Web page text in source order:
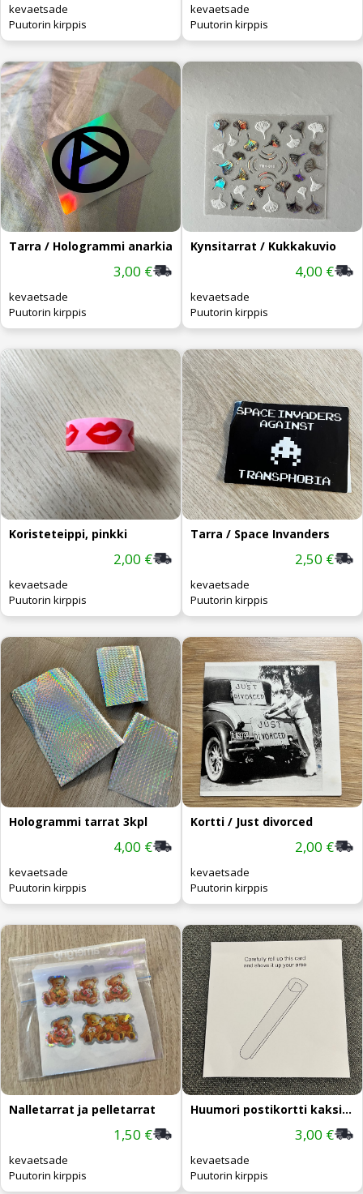
kevaetsade
Puutorin kirppis
kevaetsade
Puutorin kirppis
Tarra / Hologrammi anarkia
3,00 €
kevaetsade
Puutorin kirppis
Kynsitarrat / Kukkakuvio
4,00 €
kevaetsade
Puutorin kirppis
Koristeteippi, pinkki
2,00 €
kevaetsade
Puutorin kirppis
Tarra / Space Invanders
2,50 €
kevaetsade
Puutorin kirppis
Hologrammi tarrat 3kpl
4,00 €
kevaetsade
Puutorin kirppis
Kortti / Just divorced
2,00 €
kevaetsade
Puutorin kirppis
Nalletarrat ja pelletarrat
1,50 €
kevaetsade
Puutorin kirppis
Huumori postikortti kaksipuol.
3,00 €
kevaetsade
Puutorin kirppis